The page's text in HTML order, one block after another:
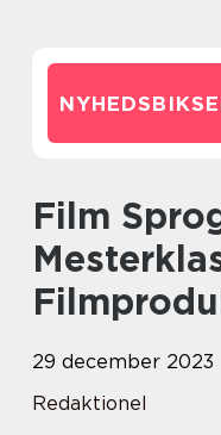
Film Sprogø: En
29 december 2023
Redaktionel